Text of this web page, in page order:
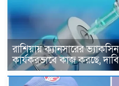
রাশিয়ায় ক্যানসারের
কার্যকরভাবে কাজ করছে, দাবি